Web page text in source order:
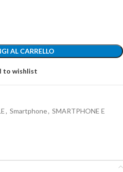
AL CARRELLO
to wishlist
, Smartphone, SMARTPHONE E